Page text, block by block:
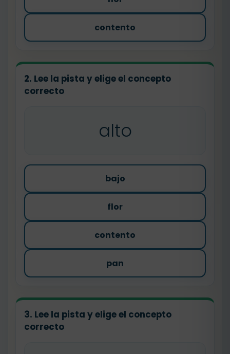
contento
2. Lee la pista y elige el concepto
correcto
alto
bajo
flor
contento
pan
3. Lee la pista y elige el concepto
correcto